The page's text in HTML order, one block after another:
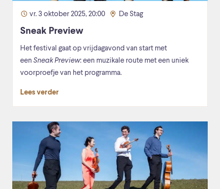
vr. 3 oktober 2025, 20:00 De Stag
Sneak Preview
Het festival gaat op vrijdagavond van start met
een Sneak Preview: een muzikale route met een uniek
voorproefje van het programma.
Lees verder